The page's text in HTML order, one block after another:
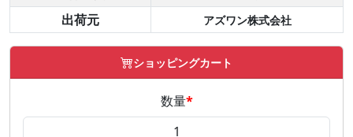
出荷元
アズワン株式会社
ショッピングカート
数量*